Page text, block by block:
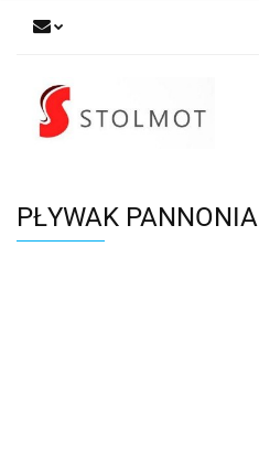
PŁYWAK PANNONIA